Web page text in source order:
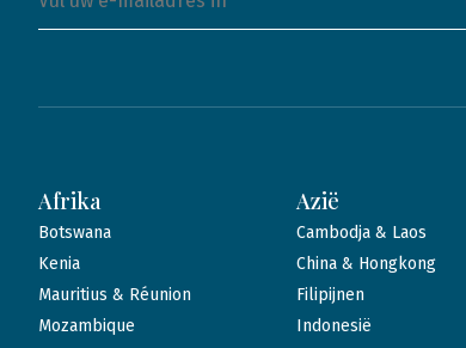
Afrika
Botswana
Kenia
Mauritius & Réunion
Mozambique
Azië
Cambodja & Laos
China & Hongkong
Filipijnen
Indonesië